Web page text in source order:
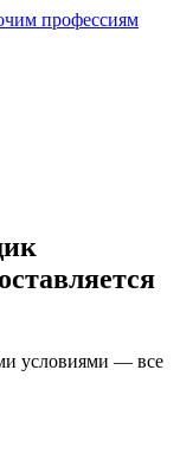
профессиям
условиями — все